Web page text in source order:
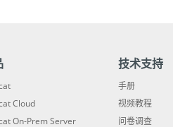
Cloud
On-Prem Server
技术支持
手册
视频教程
问卷调查